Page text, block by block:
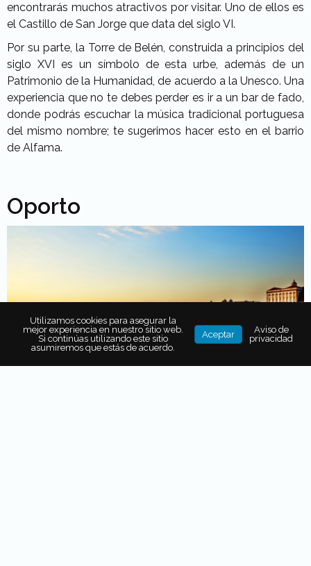
encontrarás muchos atractivos por visitar. Uno de ellos es
el Castillo de San Jorge que data del siglo VI.
Por su parte, la Torre de Belén, construida a principios del
siglo XVI es un símbolo de esta urbe, además de un
Patrimonio de la Humanidad, de acuerdo a la Unesco. Una
experiencia que no te debes perder es ir a un bar de fado,
donde podrás escuchar la música tradicional portuguesa
del mismo nombre; te sugerimos hacer esto en el barrio
de Alfama.
Oporto
Utilizamos cookies para asegurar la
mejor experiencia en nuestro sitio web.
Si continúas utilizando este sitio
asumiremos que estás de acuerdo.
Aceptar
Aviso de
privacidad